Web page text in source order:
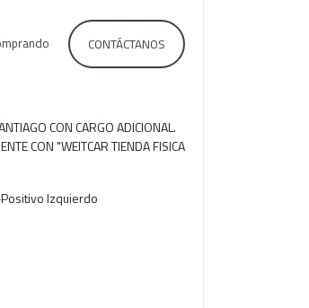
CONTÁCTANOS
CON CARGO ADICIONAL.
CON "WEITCAR TIENDA FISICA
Izquierdo